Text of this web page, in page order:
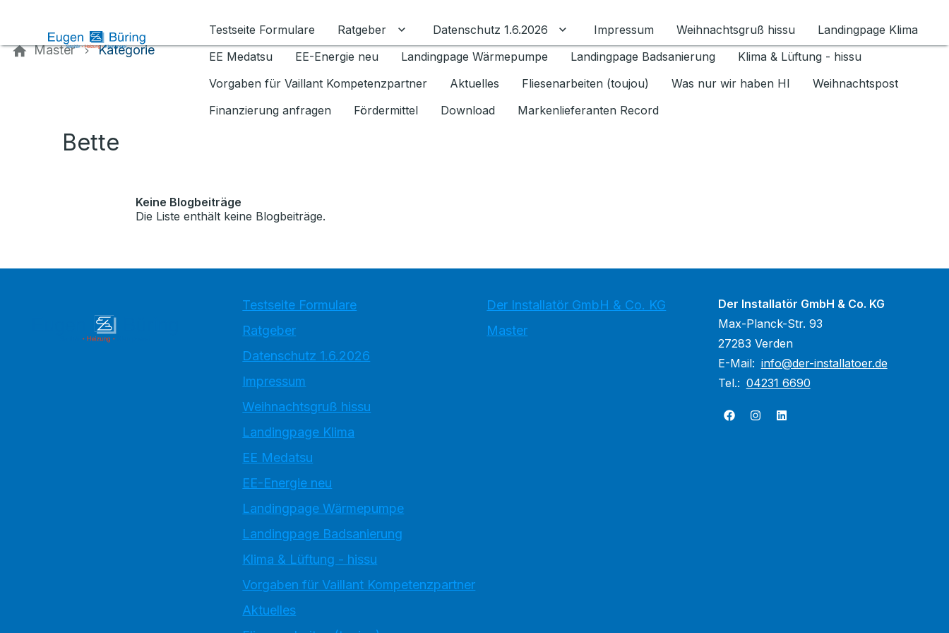
Testseite Formulare
Ratgeber Untermenü für Ratgeber umschalten
Datenschutz 1.6.2026 Untermenü für Datenschutz 1.6.2026 umschalten
Impressum Weihnachtsgruß hissu
Landingpage Klima
EE Medatsu
EE-Energie neu Landingpage Wärmepumpe Landingpage Badsanierung
Klima & Lüftung - hissu
Vorgaben für Vaillant Kompetenzpartner
Aktuelles Fliesenarbeiten (toujou) Was nur wir haben HI
Weihnachtspost
Finanzierung anfragen
Fördermittel Download Markenlieferanten Record
Master Kategorie
Bette
Keine Blogbeiträge
Die Liste enthält keine Blogbeiträge.
Testseite Formulare
Ratgeber
Datenschutz 1.6.2026
Impressum
Weihnachtsgruß hissu
Landingpage Klima
EE Medatsu
EE-Energie neu
Landingpage Wärmepumpe
Landingpage Badsanierung
Klima & Lüftung - hissu
Vorgaben für Vaillant Kompetenzpartner
Aktuelles
Der Installatör GmbH & Co. KG
Master
Der Installatör GmbH & Co. KG
Max-Planck-Str. 93
27283 Verden
E-Mail: info@der-installatoer.de
Tel.: 04231 6690